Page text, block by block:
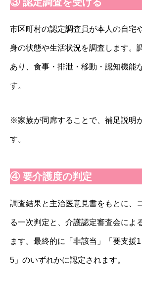
市区町村の認定調査員が本人の自宅
身の状態や生活状況を調査します。
あり、食事・排泄・移動・認知機能
す。
※家族が同席することで、補足説明
す。
④ 要介護度の判定
調査結果と主治医意見書をもとに、
る一次判定と、介護認定審査会によ
ます。最終的に「非該当」「要支援
5」のいずれかに認定されます。